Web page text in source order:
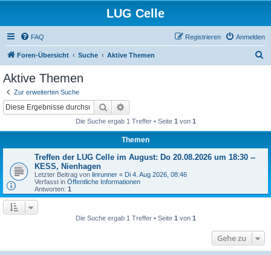
LUG Celle
FAQ Anmelden
Registrieren
Foren-Übersicht Suche Aktive Themen
Aktive Themen
Zur erweiterten Suche
Suche
Die Suche ergab 1 Treffer • Seite 1 von 1
Themen
Treffen der LUG Celle im August: Do 20.08.2026 um 18:30 --
KESS, Nienhagen
Letzter Beitrag von linrunner « Di 4. Aug 2026, 08:46
Verfasst in Öffentliche Informationen
Antworten: 1
Die Suche ergab 1 Treffer • Seite 1 von 1
Gehe zu